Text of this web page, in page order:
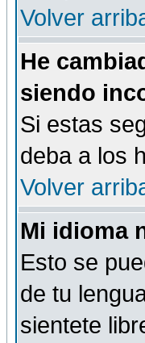
Volver
He
siendo
Si estas
deba a los
Volver
Mi idioma
Esto se
de tu
sientete